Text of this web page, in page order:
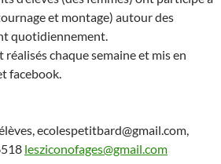
et montage) autour des
quotidiennement.
chaque semaine et mis en
facebook.
ecolespetitbard@gmail.com,
lesziconofages@gmail.com